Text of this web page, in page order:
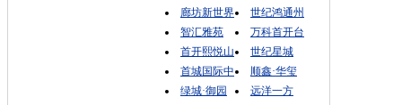
廊坊新世界
世纪鸿通州
智汇雅苑
万科首开台
首开熙悦山
世纪星城
首城国际中
顺鑫·华玺
绿城·御园
远洋一方